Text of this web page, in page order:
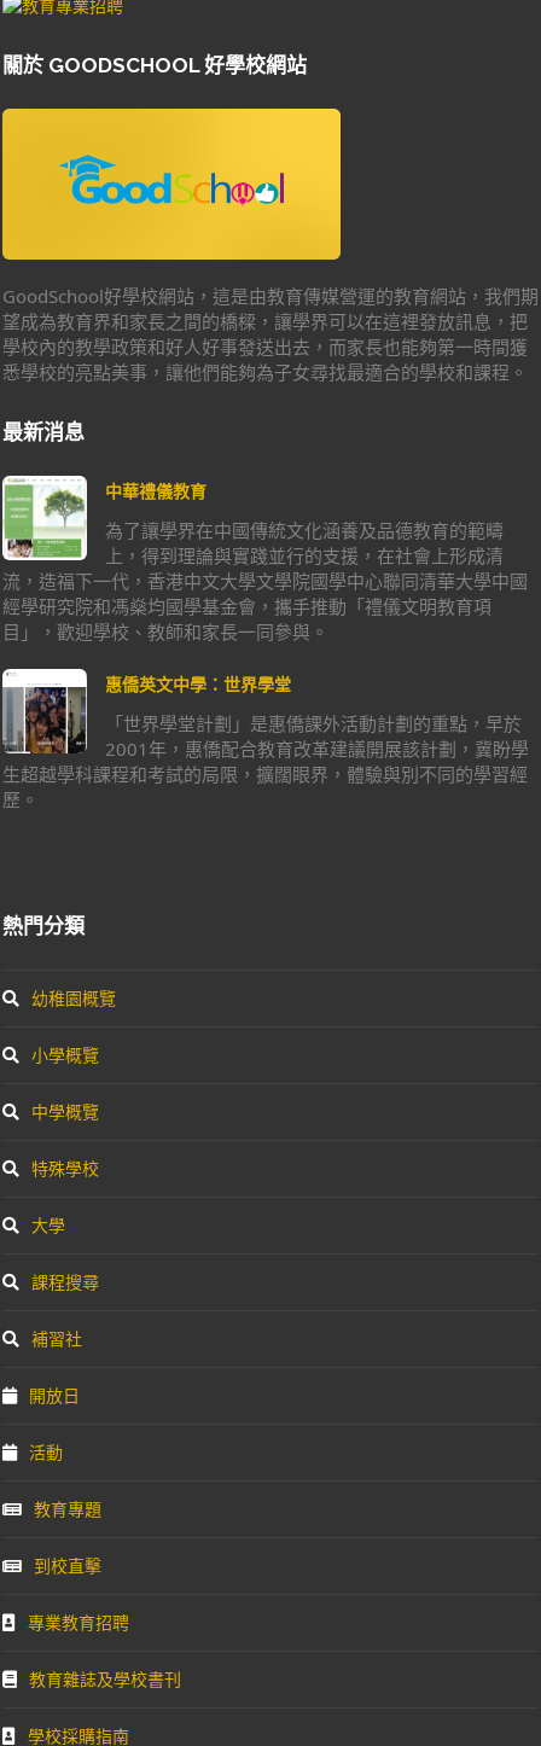
關於 GOODSCHOOL 好學校網站
GoodSchool好學校網站，這是由教育傳媒營運的教育網站，我們期
望成為教育界和家長之間的橋樑，讓學界可以在這裡發放訊息，把
學校內的教學政策和好人好事發送出去，而家長也能夠第一時間獲
悉學校的亮點美事，讓他們能夠為子女尋找最適合的學校和課程。
最新消息
中華禮儀教育
為了讓學界在中國傳統文化涵養及品德教育的範疇
上，得到理論與實踐並行的支援，在社會上形成清
流，造福下一代，香港中文大學文學院國學中心聯同清華大學中國
經學研究院和馮燊均國學基金會，攜手推動「禮儀文明教育項
目」，歡迎學校、教師和家長一同參與。
惠僑英文中學：世界學堂
「世界學堂計劃」是惠僑課外活動計劃的重點，早於
2001年，惠僑配合教育改革建議開展該計劃，冀盼學
生超越學科課程和考試的局限，擴闊眼界，體驗與別不同的學習經
歷。
熱門分類
幼稚園概覽
小學概覽
中學概覽
特殊學校
大學
課程搜尋
補習社
開放日
活動
教育專題
到校直擊
專業教育招聘
教育雜誌及學校書刊
學校採購指南